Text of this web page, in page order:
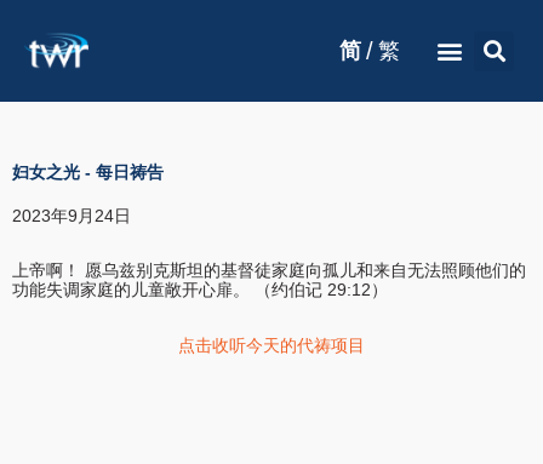
简 / 繁
妇女之光 - 每日祷告
2023年9月24日
上帝啊！ 愿乌兹别克斯坦的基督徒家庭向孤儿和来自无法照顾他们的
功能失调家庭的儿童敞开心扉。 （约伯记 29:12）
点击收听今天的代祷项目